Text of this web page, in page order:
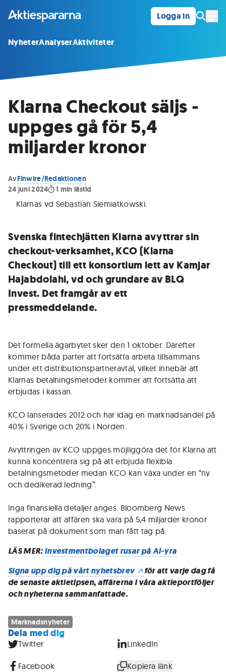
Logga in
NyheterAnalyserAktiviteter
Klarna Checkout säljs -
uppges gå för 5,4
miljarder kronor
AvFinwire/Redaktionen
24 juni 2024
1 min lästid
Klarnas vd Sebastian Siemiatkowski.
Svenska fintechjätten Klarna avyttrar sin
checkout-verksamhet, KCO (Klarna
Checkout) till ett konsortium lett av Kamjar
Hajabdolahi, vd och grundare av BLQ
Invest. Det framgår av ett
pressmeddelande.
Det formella ägarbytet sker den 1 oktober. Därefter
kommer båda parter att fortsätta arbeta tillsammans
under ett distributionspartneravtal, vilket innebär att
Klarnas betalningsmetoder kommer att fortsätta att
erbjudas i kassan.
KCO lanserades 2012 och har idag en marknadsandel på
40% i Sverige och 20% i Norden.
Avyttringen av KCO uppges möjliggöra det för Klarna att
kunna koncentrera sig på att erbjuda flexibla
betalningsmetoder medan KCO kan växa under en “ny
och dedikerad ledning”.
Inga finansiella detaljer anges. Bloomberg News
rapporterar att affären ska vara på 5,4 miljarder kronor
baserat på dokument som man fått tag på.
LÄS MER:Investmentbolaget rusar på AI-yra
Signa upp dig på vårt nyhetsbrev
för att varje dag få
de senaste aktietipsen, affärerna i våra aktieportföljer
och nyheterna sammanfattade.
Marknadsnyheter
Dela med dig
Twitter LinkedIn
Facebook Kopiera länk